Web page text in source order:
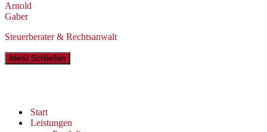
Arnold
Gaber
Steuerberater & Rechtsanwalt
Menü Schließen
Start
Leistungen